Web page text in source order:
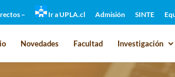
– Ir a UPLA.cl Admisión SINTE
Novedades Facultad Investigación